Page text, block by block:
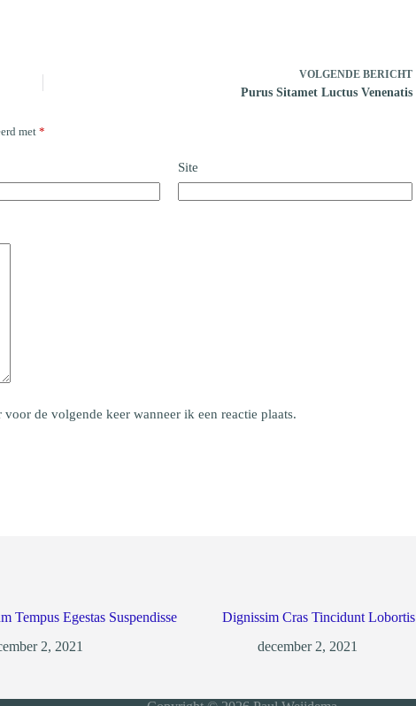
VOLGENDE BERICHT
Purus Sitamet Luctus Venenatis
met *
Site
de volgende keer wanneer ik een reactie plaats.
Tempus Egestas Suspendisse
2, 2021
Dignissim Cras Tincidunt Lobortis
december 2, 2021